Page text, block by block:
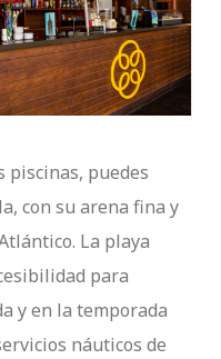
piscinas, puedes
con su arena fina y
La playa
para
y en la temporada
náuticos de